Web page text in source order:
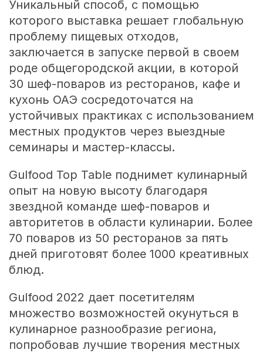
Уникальный способ, с помощью
которого выставка решает глобальную
проблему пищевых отходов,
заключается в запуске первой в своем
роде общегородской акции, в которой
30 шеф-поваров из ресторанов, кафе и
кухонь ОАЭ сосредоточатся на
устойчивых практиках с использованием
местных продуктов через выездные
семинары и мастер-классы.
Gulfood Top Table поднимет кулинарный
опыт на новую высоту благодаря
звездной команде шеф-поваров и
авторитетов в области кулинарии. Более
70 поваров из 50 ресторанов за пять
дней приготовят более 1000 креативных
блюд.
Gulfood 2022 дает посетителям
множество возможностей окунуться в
кулинарное разнообразие региона,
попробовав лучшие творения местных